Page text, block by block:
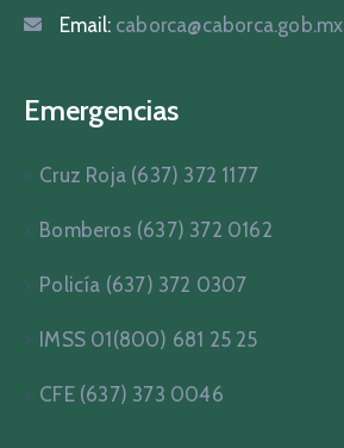
Email: caborca@caborca.gob.mx
Emergencias
Cruz Roja (637) 372 1177
Bomberos (637) 372 0162
Policía (637) 372 0307
IMSS 01(800) 681 25 25
CFE (637) 373 0046